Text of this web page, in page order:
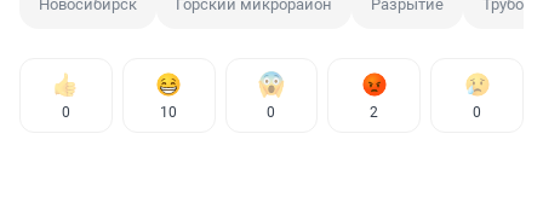
Новосибирск Горский микрорайон Разрытие
0 10 0 2 0